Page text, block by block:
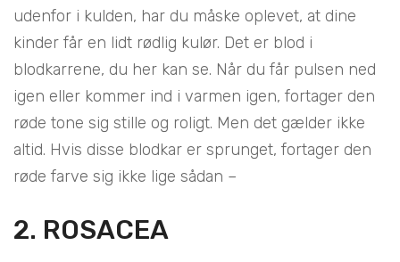
udenfor i kulden, har du måske oplevet, at dine
kinder får en lidt rødlig kulør. Det er blod i
blodkarrene, du her kan se. Når du får pulsen ned
igen eller kommer ind i varmen igen, fortager den
røde tone sig stille og roligt. Men det gælder ikke
altid. Hvis disse blodkar er sprunget, fortager den
røde farve sig ikke lige sådan –
2. ROSACEA